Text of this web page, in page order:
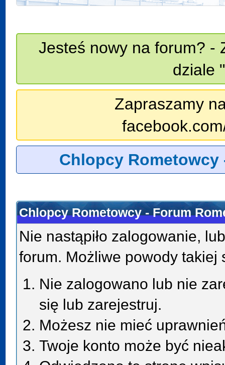
Jesteś nowy na forum? -
dziale
Zapraszamy
Chlopcy Rometowcy
Chlopcy Rometowcy - Forum
Nie nastąpiło zalogowanie,
forum. Możliwe powody takiej
Nie zalogowano lub nie
się lub zarejestruj.
Możesz nie mieć
Twoje konto może być